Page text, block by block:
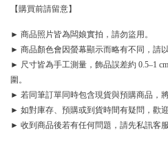
【購買前請留意】
► 商品照片皆為闆娘實拍，請勿盜用。
► 商品顏色會因螢幕顯示而略有不同，請以
► 尺寸皆為手工測量，飾品誤差約 0.5–1
圍。
► 若同筆訂單同時包含現貨與預購商品，
► 如對庫存、預購或到貨時間有疑問，歡
► 收到商品後若有任何問題，請先私訊客